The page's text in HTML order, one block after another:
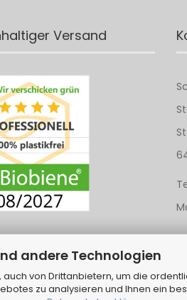
andere Technologien
von Drittanbietern, um die
zu analysieren und Ihnen ein
Versand